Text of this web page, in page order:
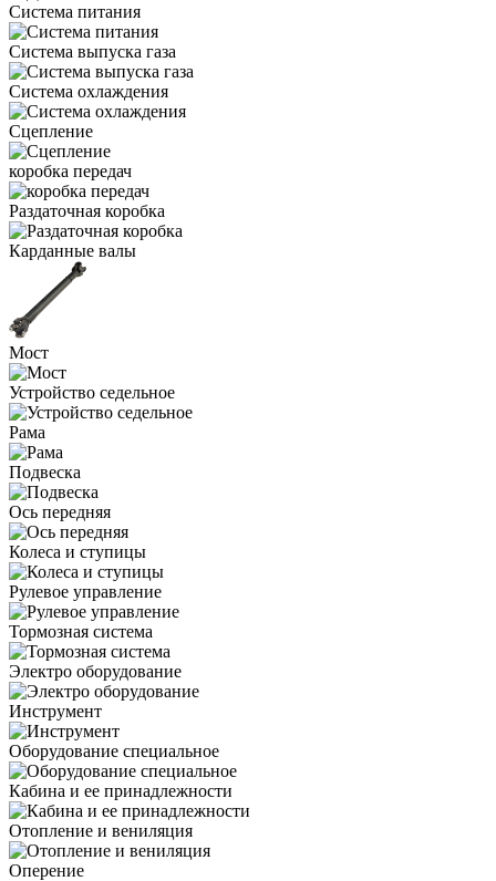
Система питания
Система выпуска газа
Система охлаждения
Сцепление
коробка передач
Раздаточная коробка
Карданные валы
Мост
Устройство седельное
Рама
Подвеска
Ось передняя
Колеса и ступицы
Рулевое управление
Тормозная система
Электро оборудование
Инструмент
Оборудование специальное
Кабина и ее принадлежности
Отопление и вениляция
Оперение